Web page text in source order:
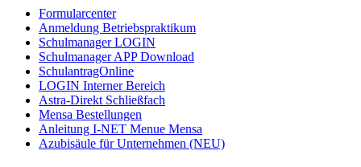
Formularcenter
Anmeldung Betriebspraktikum
Schulmanager LOGIN
Schulmanager APP Download
SchulantragOnline
LOGIN Interner Bereich
Astra-Direkt Schließfach
Mensa Bestellungen
Anleitung I-NET Menue Mensa
Azubisäule für Unternehmen (NEU)